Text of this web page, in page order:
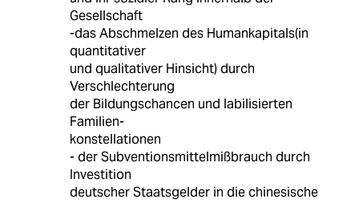
Gesellschaft
-das Abschmelzen des Humankapitals(in
quantitativer
und qualitativer Hinsicht) durch
Verschlechterung
der Bildungschancen und labilisierten
Familien-
konstellationen
- der Subventionsmittelmißbrauch durch
Investition
deutscher Staatsgelder in die chinesische